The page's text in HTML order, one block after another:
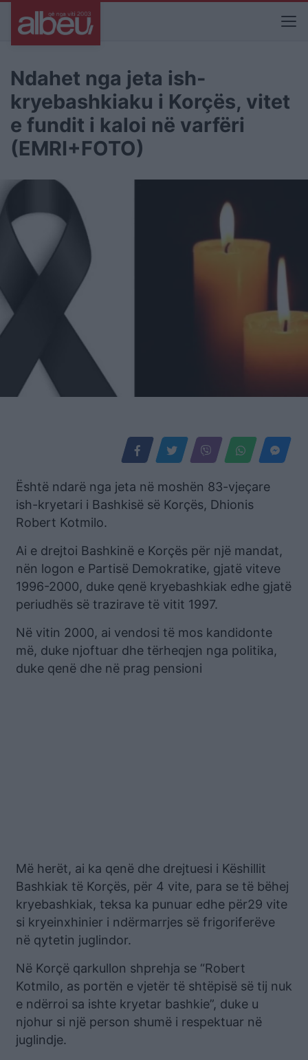
Ndahet nga jeta ish-
kryebashkiaku i Korçës, vitet
e fundit i kaloi në varfëri
(EMRI+FOTO)
Është ndarë nga jeta në moshën 83-vjeçare
ish-kryetari i Bashkisë së Korçës, Dhionis
Robert Kotmilo.
Ai e drejtoi Bashkinë e Korçës për një mandat,
nën logon e Partisë Demokratike, gjatë viteve
1996-2000, duke qenë kryebashkiak edhe gjatë
periudhës së trazirave të vitit 1997.
Në vitin 2000, ai vendosi të mos kandidonte
më, duke njoftuar dhe tërheqjen nga politika,
duke qenë dhe në prag pensioni
Më herët, ai ka qenë dhe drejtuesi i Këshillit
Bashkiak të Korçës, për 4 vite, para se të bëhej
kryebashkiak, teksa ka punuar edhe për29 vite
si kryeinxhinier i ndërmarrjes së frigoriferëve
në qytetin juglindor.
Në Korçë qarkullon shprehja se “Robert
Kotmilo, as portën e vjetër të shtëpisë së tij nuk
e ndërroi sa ishte kryetar bashkie”, duke u
njohur si një person shumë i respektuar në
juglindje.